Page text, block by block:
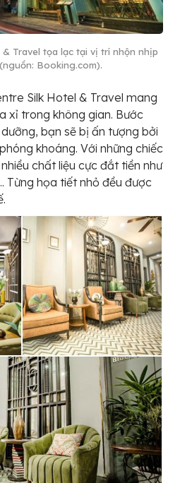
Travel tọa lạc tại vị trí nhộn nhịp
Booking.com).
Silk Hotel & Travel mang
xỉ trong không gian. Bước
bạn sẽ bị ấn tượng bởi
khoáng. Với những chiếc
chất liệu cực đắt tiền như
Từng họa tiết nhỏ đều được